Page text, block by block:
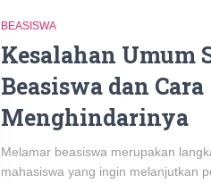
BEASISWA
Kesalahan Umum
Beasiswa dan Cara
Menghindarinya
Melamar beasiswa merupakan
mahasiswa yang ingin melanjutkan